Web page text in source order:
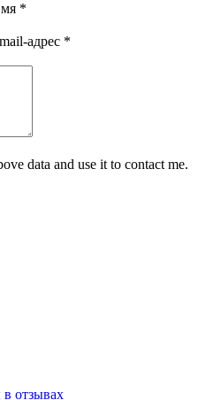
*
адрес *
data and use it to contact me.